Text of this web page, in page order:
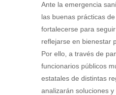
Ante la emergencia
las buenas prácticas
fortalecerse para
reflejarse en bienestar
Por ello, a través de
funcionarios públicos
estatales de distintas
analizarán soluciones